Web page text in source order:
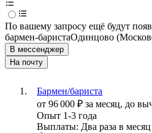
По вашему запросу ещё будут
бармен-баристаОдинцово
В мессенджер
На почту
Бармен/бариста
от 96 000 ₽ за месяц, до
Опыт 1-3 года
Выплаты: Два раза в месяц